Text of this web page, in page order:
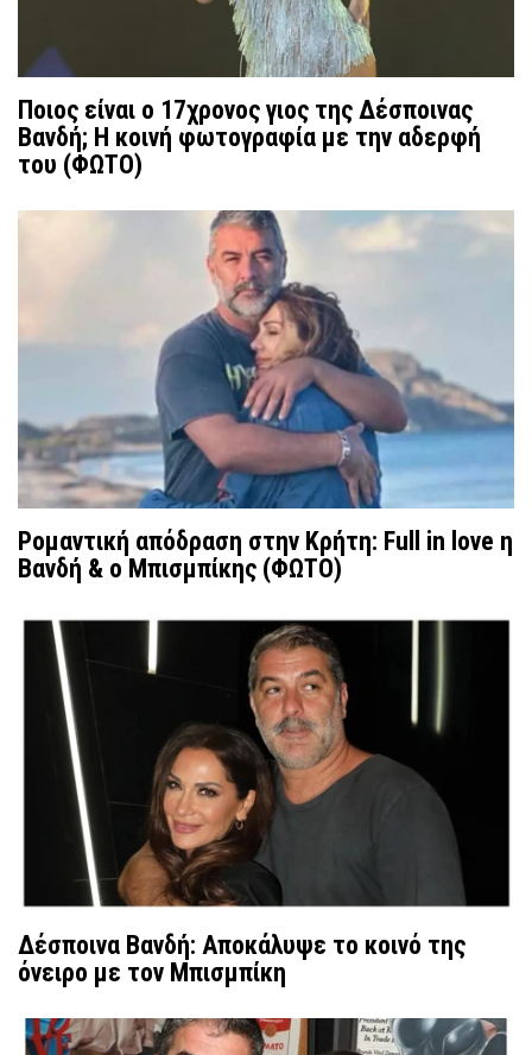
Ποιος είναι ο 17χρονος γιος της Δέσποινας
Βανδή; Η κοινή φωτογραφία με την αδερφή
του (ΦΩΤΟ)
Ρομαντική απόδραση στην Κρήτη: Full in love η
Βανδή & ο Μπισμπίκης (ΦΩΤΟ)
Δέσποινα Βανδή: Αποκάλυψε το κοινό της
όνειρο με τον Μπισμπίκη